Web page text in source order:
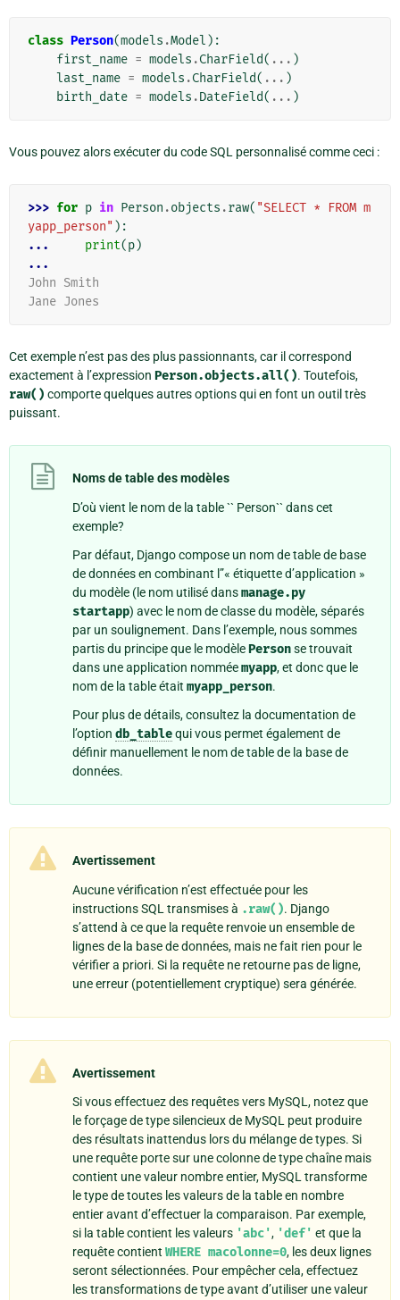
class Person(models .Model ):
first_name = models .CharField( ... )
last_name = models .CharField( ... )
birth_date = models .DateField( ... )
Vous pouvez alors exécuter du code SQL personnalisé comme ceci :
>>> for p in Person .objects .raw( "SELECT * FROM m
yapp_person" ):
...
print(p)
...
John Smith
Jane Jones
Cet exemple n’est pas des plus passionnants, car il correspond
exactement à l’expression Person.objects.all(). Toutefois,
raw() comporte quelques autres options qui en font un outil très
puissant.
Noms de table des modèles
D’où vient le nom de la table `` Person`` dans cet
exemple?
Par défaut, Django compose un nom de table de base
de données en combinant l”« étiquette d’application »
du modèle (le nom utilisé dansmanage.py
startapp) avec le nom de classe du modèle, séparés
par un soulignement. Dans l’exemple, nous sommes
partis du principe que le modèlePersonse trouvait
dans une application nomméemyapp, et donc que le
nom de la table était myapp_person.
Pour plus de détails, consultez la documentation de
l’option db_tablequi vous permet également de
définir manuellement le nom de table de la base de
données.
Avertissement
Aucune vérification n’est effectuée pour les
instructions SQL transmises à .raw(). Django
s’attend à ce que la requête renvoie un ensemble de
lignes de la base de données, mais ne fait rien pour le
vérifier a priori. Si la requête ne retourne pas de ligne,
une erreur (potentiellement cryptique) sera générée.
Avertissement
Si vous effectuez des requêtes vers MySQL, notez que
le forçage de type silencieux de MySQL peut produire
des résultats inattendus lors du mélange de types. Si
une requête porte sur une colonne de type chaîne mais
contient une valeur nombre entier, MySQL transforme
le type de toutes les valeurs de la table en nombre
entier avant d’effectuer la comparaison. Par exemple,
si la table contient les valeurs 'abc', 'def' et que la
requête contient WHERE macolonne=0, les deux lignes
seront sélectionnées. Pour empêcher cela, effectuez
les transformations de type avant d’utiliser une valeur